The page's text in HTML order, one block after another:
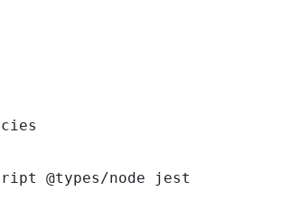
@types/node jest